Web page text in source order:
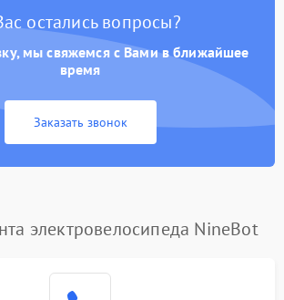
остались вопросы?
мы свяжемся с Вами в ближайшее
время
Заказать звонок
электровелосипеда NineBot